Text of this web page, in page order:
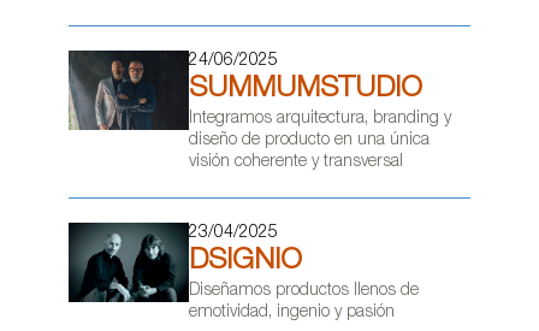
24/06/2025
SUMMUMSTUDIO
Integramos arquitectura, branding y
diseño de producto en una única
visión coherente y transversal
23/04/2025
DSIGNIO
Diseñamos productos llenos de
emotividad, ingenio y pasión